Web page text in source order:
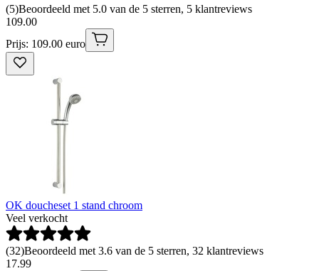
(5)Beoordeeld met 5.0 van de 5 sterren, 5 klantreviews
109.00
Prijs: 109.00 euro
OK doucheset 1 stand chroom
Veel verkocht
(32)Beoordeeld met 3.6 van de 5 sterren, 32 klantreviews
17.99